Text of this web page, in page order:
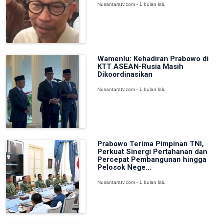
Nusantaratv.com - 1 bulan lalu
Wamenlu: Kehadiran Prabowo di
KTT ASEAN-Rusia Masih
Dikoordinasikan
Nusantaratv.com - 1 bulan lalu
Prabowo Terima Pimpinan TNI,
Perkuat Sinergi Pertahanan dan
Percepat Pembangunan hingga
Pelosok Nege...
Nusantaratv.com - 1 bulan lalu